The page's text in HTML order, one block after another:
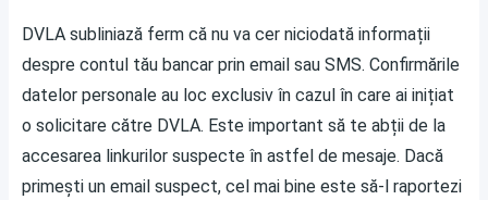
DVLA subliniază ferm că nu va cer niciodată informații
despre contul tău bancar prin email sau SMS. Confirmările
datelor personale au loc exclusiv în cazul în care ai inițiat
o solicitare către DVLA. Este important să te abții de la
accesarea linkurilor suspecte în astfel de mesaje. Dacă
primești un email suspect, cel mai bine este să-l raportezi